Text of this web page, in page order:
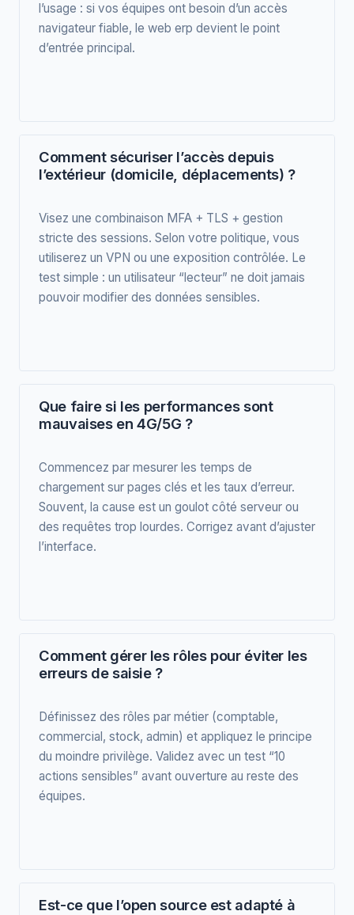
l’usage : si vos équipes ont besoin d’un accès
navigateur fiable, le web erp devient le point
d’entrée principal.
Comment sécuriser l’accès depuis
l’extérieur (domicile, déplacements) ?
Visez une combinaison MFA + TLS + gestion
stricte des sessions. Selon votre politique, vous
utiliserez un VPN ou une exposition contrôlée. Le
test simple : un utilisateur “lecteur” ne doit jamais
pouvoir modifier des données sensibles.
Que faire si les performances sont
mauvaises en 4G/5G ?
Commencez par mesurer les temps de
chargement sur pages clés et les taux d’erreur.
Souvent, la cause est un goulot côté serveur ou
des requêtes trop lourdes. Corrigez avant d’ajuster
l’interface.
Comment gérer les rôles pour éviter les
erreurs de saisie ?
Définissez des rôles par métier (comptable,
commercial, stock, admin) et appliquez le principe
du moindre privilège. Validez avec un test “10
actions sensibles” avant ouverture au reste des
équipes.
Est-ce que l’open source est adapté à